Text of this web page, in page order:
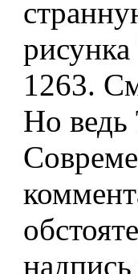
рисунка
1263.
Но ведь